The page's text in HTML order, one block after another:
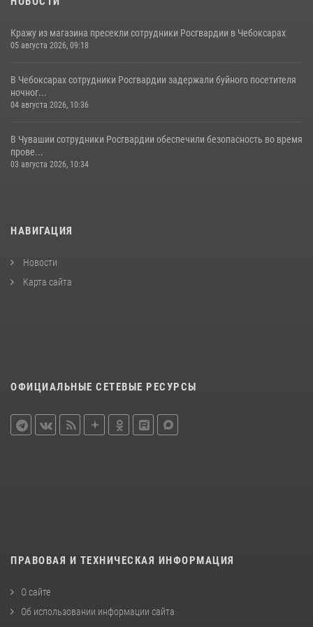
Кражу из магазина пресекли сотрудники Росгвардии в Чебоксарах
05 августа 2026, 09:18
В Чебоксарах сотрудники Росгвардии задержали буйного посетителя
ночног...
04 августа 2026, 10:36
В Чувашии сотрудники Росгвардии обеспечили безопасность во время
прове...
03 августа 2026, 10:34
НАВИГАЦИЯ
Новости
Карта сайта
ОФИЦИАЛЬНЫЕ СЕТЕВЫЕ РЕСУРСЫ
ПРАВОВАЯ И ТЕХНИЧЕСКАЯ ИНФОРМАЦИЯ
О сайте
Об использовании информации сайта